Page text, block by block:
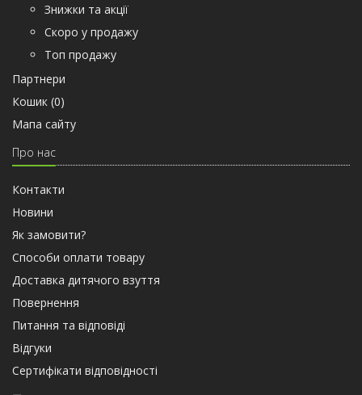
Знижки та акції
Скоро у продажу
Топ продажу
Партнери
Кошик (0)
Мапа сайту
Про нас
Контакти
Новини
Як замовити?
Способи оплати товару
Доставка дитячого взуття
Повернення
Питання та відповіді
Відгуки
Сертифiкати вiдповiдностi